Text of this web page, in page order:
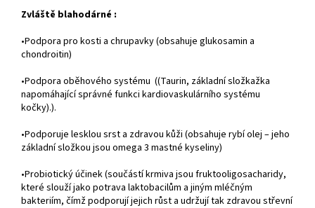
Zvláště blahodárné :
•Podpora pro kosti a chrupavky (obsahuje glukosamin a
chondroitin)
•Podpora oběhového systému ((Taurin, základní složkažka
napomáhající správné funkci kardiovaskulárního systému
kočky).).
•Podporuje lesklou srst a zdravou kůži (obsahuje rybí olej – jeho
základní složkou jsou omega 3 mastné kyseliny)
•Probiotický účinek (součástí krmiva jsou fruktooligosacharidy,
které slouží jako potrava laktobacilům a jiným mléčným
bakteriím, čímž podporují jejich růst a udržují tak zdravou střevní